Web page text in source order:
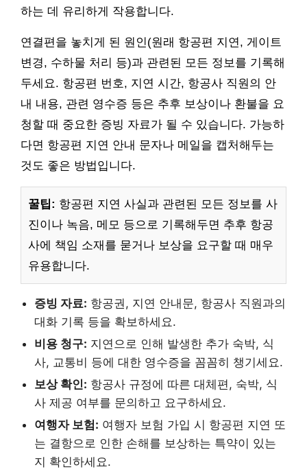
하는 데 유리하게 작용합니다.
연결편을 놓치게 된 원인(원래 항공편 지연, 게이트
변경, 수하물 처리 등)과 관련된 모든 정보를 기록해
두세요. 항공편 번호, 지연 시간, 항공사 직원의 안
내 내용, 관련 영수증 등은 추후 보상이나 환불을 요
청할 때 중요한 증빙 자료가 될 수 있습니다. 가능하
다면 항공편 지연 안내 문자나 메일을 캡처해두는
것도 좋은 방법입니다.
꿀팁: 항공편 지연 사실과 관련된 모든 정보를 사
진이나 녹음, 메모 등으로 기록해두면 추후 항공
사에 책임 소재를 묻거나 보상을 요구할 때 매우
유용합니다.
증빙 자료: 항공권, 지연 안내문, 항공사 직원과의
대화 기록 등을 확보하세요.
비용 청구: 지연으로 인해 발생한 추가 숙박, 식
사, 교통비 등에 대한 영수증을 꼼꼼히 챙기세요.
보상 확인: 항공사 규정에 따른 대체편, 숙박, 식
사 제공 여부를 문의하고 요구하세요.
여행자 보험: 여행자 보험 가입 시 항공편 지연 또
는 결항으로 인한 손해를 보상하는 특약이 있는
지 확인하세요.